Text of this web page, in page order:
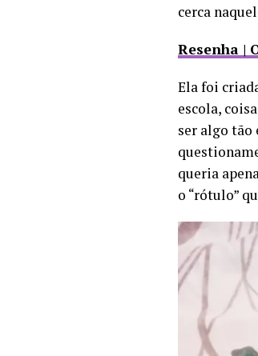
cerca
Resenha |
Ela foi
escola,
ser algo tão
queria
o “rótulo”